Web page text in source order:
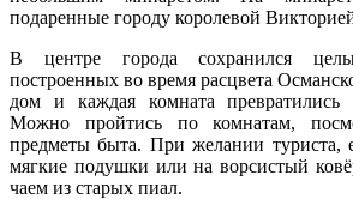
подаренные городу королевой
В центре города сохранился
построенных во время расцвета
дом и каждая комната превратились
Можно пройтись по комнатам,
предметы быта. При желании туриста,
мягкие подушки или на ворсистый
чаем из старых пиал.